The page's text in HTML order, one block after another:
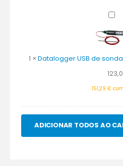
de
LCD
1 × Datalogger USB de
151,29 €
ADICIONAR TODOS AO